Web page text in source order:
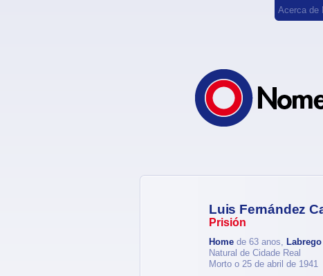
Acerca de
Luis Fernández
Prisión
Home de 63 anos, Labrego
Natural de Cidade Real
Morto o 25 de abril de 1941